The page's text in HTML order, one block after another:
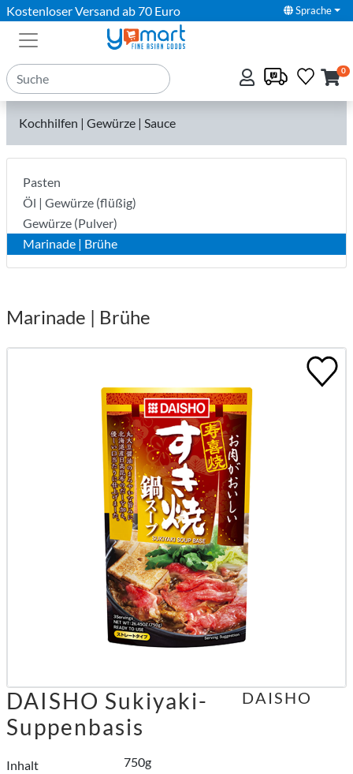
Kostenloser Versand ab 70 Euro Sprache
0
Kochhilfen | Gewürze | Sauce
Pasten
Öl | Gewürze (flüßig)
Gewürze (Pulver)
Marinade | Brühe
Marinade | Brühe
DAISHO Sukiyaki-
Suppenbasis
Inhalt 750g
DAISHO